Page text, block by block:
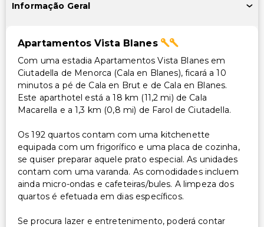
Informação Geral
Apartamentos Vista Blanes
Com uma estadia Apartamentos Vista Blanes em
Ciutadella de Menorca (Cala en Blanes), ficará a 10
minutos a pé de Cala en Brut e de Cala en Blanes.
Este aparthotel está a 18 km (11,2 mi) de Cala
Macarella e a 1,3 km (0,8 mi) de Farol de Ciutadella.
Os 192 quartos contam com uma kitchenette
equipada com um frigorífico e uma placa de cozinha,
se quiser preparar aquele prato especial. As unidades
contam com uma varanda. As comodidades incluem
ainda micro-ondas e cafeteiras/bules. A limpeza dos
quartos é efetuada em dias específicos.
Se procura lazer e entretenimento, poderá contar